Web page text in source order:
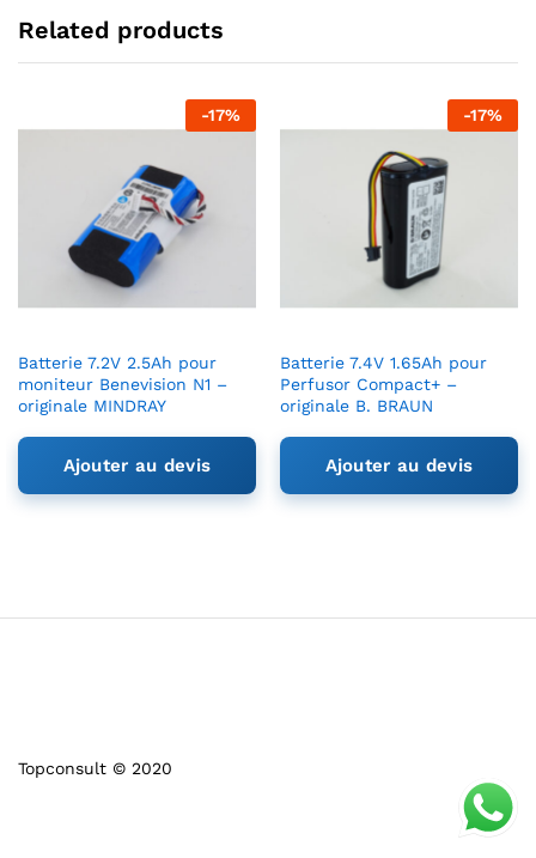
Related products
-17%
Batterie 7.2V 2.5Ah pour
moniteur Benevision N1 –
originale MINDRAY
Ajouter au devis
-17%
Batterie 7.4V 1.65Ah pour
Perfusor Compact+ –
originale B. BRAUN
Ajouter au devis
Topconsult © 2020